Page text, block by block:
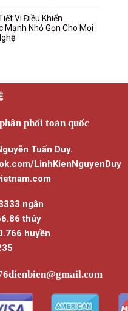
Vi Điều Khiển
Mạnh Nhỏ Gọn Cho Mọi
phối toàn quốc
Tuấn Duy.
LinhKienNguyenDuy
ngân
thúy
huyền